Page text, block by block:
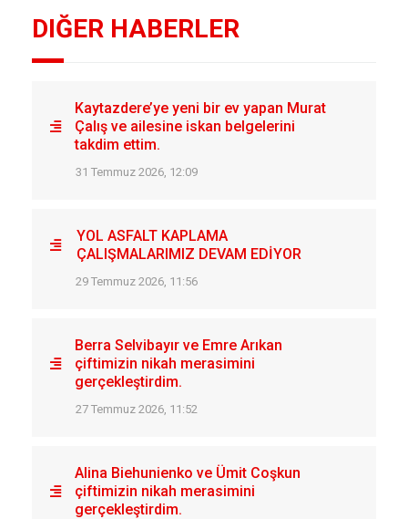
DIĞER HABERLER
Kaytazdere’ye yeni bir ev yapan Murat
Çalış ve ailesine iskan belgelerini
takdim ettim.
31 Temmuz 2026, 12:09
YOL ASFALT KAPLAMA
ÇALIŞMALARIMIZ DEVAM EDİYOR
29 Temmuz 2026, 11:56
Berra Selvibayır ve Emre Arıkan
çiftimizin nikah merasimini
gerçekleştirdim.
27 Temmuz 2026, 11:52
Alina Biehunienko ve Ümit Coşkun
çiftimizin nikah merasimini
gerçekleştirdim.